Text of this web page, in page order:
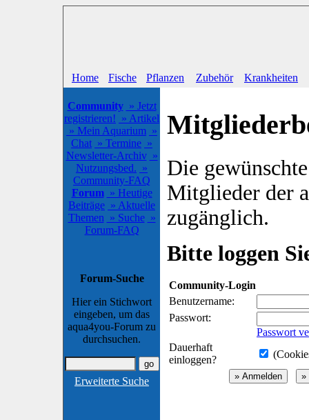
Home Fische Pflanzen Zubehör Krankheiten
Community » Jetzt
registrieren! » Artikel
» Mein Aquarium »
Chat » Termine »
Newsletter-Archiv »
Nutzungsbed. »
Community-FAQ
Forum » Heutige
Beiträge » Aktuelle
Themen » Suche »
Forum-FAQ
Forum-Suche
Hier ein Stichwort
eingeben, um das
aqua4you-Forum zu
durchsuchen.
Erweiterte Suche
Die
Mitglieder der
zugänglich.
Bitte loggen
Community-Login
Benutzername:
Passwort:
Passwort
Dauerhaft
einloggen?